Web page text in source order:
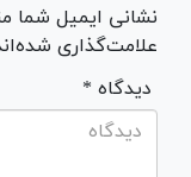
نشانی ایمیل شما
علامت‌گذاری
* دیدگاه